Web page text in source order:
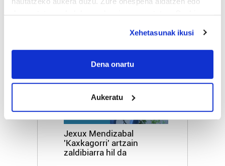
If you allow, we would also like to:
Collect information about your geographical
meters
Identify your device by actively scanning it for
specific characteristics (fingerprinting)
Find out more about how your personal data is processed
and set your preferences in thedetails section
Xehetasunak ikusi
Dena onartu
Aukeratu
Jexux Mendizabal
'Kaxkagorri' artzain
zaldibiarra hil da